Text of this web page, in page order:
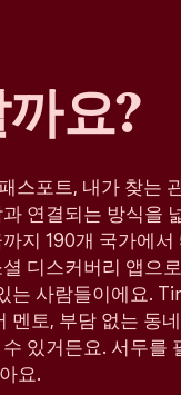
요?
스포트, 내가 찾는
연결되는 방식을
지 190개 국가에서
디스커버리 앱으
는 사람들이에요.
멘토, 부담 없는 동
있거든요. 서두를
요.